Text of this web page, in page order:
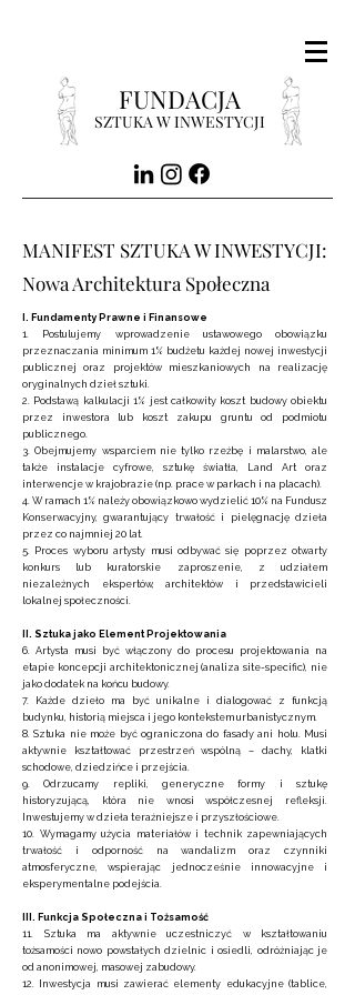
FUNDACJA
SZTUKA W INWESTYCJI
MANIFEST SZTUKA W INWESTYCJI:
Nowa Architektura Społeczna
I. Fundamenty Prawne i Finansowe
1. Postulujemy wprowadzenie ustawowego obowiązku
przeznaczania minimum 1% budżetu każdej nowej inwestycji
publicznej oraz projektów mieszkaniowych na realizację
oryginalnych dzieł sztuki.
2. Podstawą kalkulacji 1% jest całkowity koszt budowy obiektu
przez inwestora lub koszt zakupu gruntu od podmiotu
publicznego.
3. Obejmujemy wsparciem nie tylko rzeźbę i malarstwo, ale
także instalacje cyfrowe, sztukę światła, Land Art oraz
interwencje w krajobrazie (np. prace w parkach i na placach).
4. W ramach 1% należy obowiązkowo wydzielić 10% na Fundusz
Konserwacyjny, gwarantujący trwałość i pielęgnację dzieła
przez co najmniej 20 lat.
5. Proces wyboru artysty musi odbywać się poprzez otwarty
konkurs lub kuratorskie zaproszenie, z udziałem
niezależnych ekspertów, architektów i przedstawicieli
lokalnej społeczności.
II. Sztuka jako Element Projektowania
6. Artysta musi być włączony do procesu projektowania na
etapie koncepcji architektonicznej (analiza site-specific), nie
jako dodatek na końcu budowy.
7. Każde dzieło ma być unikalne i dialogować z funkcją
budynku, historią miejsca i jego kontekstem urbanistycznym.
8. Sztuka nie może być ograniczona do fasady ani holu. Musi
aktywnie kształtować przestrzeń wspólną – dachy, klatki
schodowe, dziedzińce i przejścia.
9. Odrzucamy repliki, generyczne formy i sztukę
historyzującą, która nie wnosi współczesnej refleksji.
Inwestujemy w dzieła teraźniejsze i przyszłościowe.
10. Wymagamy użycia materiałów i technik zapewniających
trwałość i odporność na wandalizm oraz czynniki
atmosferyczne, wspierając jednocześnie innowacyjne i
eksperymentalne podejścia.
III. Funkcja Społeczna i Tożsamość
11. Sztuka ma aktywnie uczestniczyć w kształtowaniu
tożsamości nowo powstałych dzielnic i osiedli, odróżniając je
od anonimowej, masowej zabudowy.
12. Inwestycja musi zawierać elementy edukacyjne (tablice,